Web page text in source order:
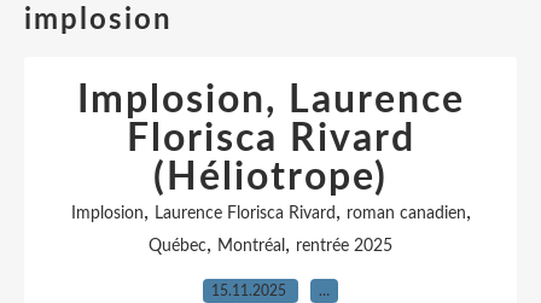
implosion
Implosion, Laurence
Florisca Rivard
(Héliotrope)
Implosion, Laurence Florisca Rivard , roman canadien,
Québec, Montréal , rentrée 2025
15.11.2025 …